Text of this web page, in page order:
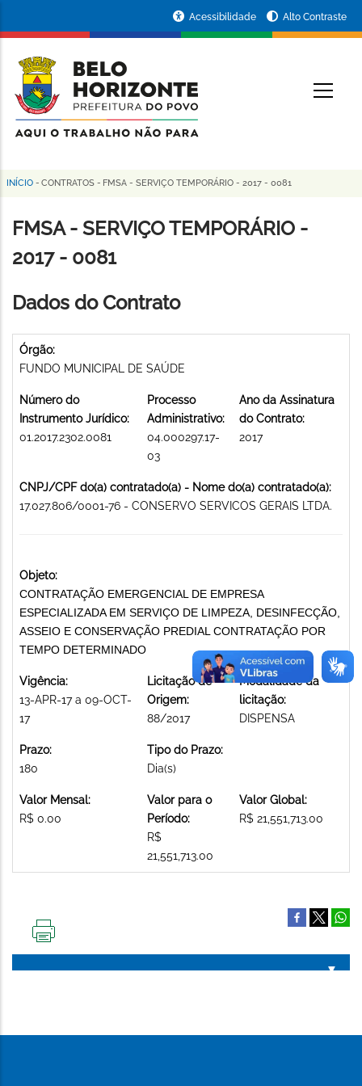
conteúdo
principal
da
Prefeitura
de
Horizonte
Acessibilidade Alto Contraste
Trilha
de
navegação
INÍCIO - CONTRATOS - FMSA - SERVIÇO TEMPORÁRIO - 2017 - 0081
FMSA - SERVIÇO TEMPORÁRIO -
2017 - 0081
Dados do Contrato
Órgão:
FUNDO MUNICIPAL DE SAÚDE
Número do
Instrumento Jurídico:
01.2017.2302.0081
Processo
Administrativo:
04.000297.17-
03
Ano da Assinatura
do Contrato:
2017
CNPJ/CPF do(a) contratado(a) - Nome do(a) contratado(a):
17.027.806/0001-76 - CONSERVO SERVICOS GERAIS LTDA.
Objeto:
CONTRATAÇÃO EMERGENCIAL DE EMPRESA
ESPECIALIZADA EM SERVIÇO DE LIMPEZA, DESINFECÇÃO,
ASSEIO E CONSERVAÇÃO PREDIAL CONTRATAÇÃO POR
TEMPO DETERMINADO
Vigência:
13-APR-17 a 09-OCT-
17
Licitação de
Origem:
88/2017
Modalidade da
licitação:
DISPENSA
Prazo:
180
Tipo do Prazo:
Dia(s)
Valor Mensal:
R$ 0.00
Valor para o
Período:
R$
21,551,713.00
Valor Global:
R$ 21,551,713.00
PÁGINA